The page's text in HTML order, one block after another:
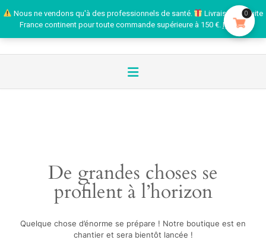
Nous ne vendons qu'à des professionnels de santé.
Livraison gratuite
France continent pour toute commande supérieure à 150 €. Ignorer
De grandes choses se
profilent à l’horizon
Quelque chose d’énorme se prépare ! Notre boutique est en
chantier et sera bientôt lancée !
0